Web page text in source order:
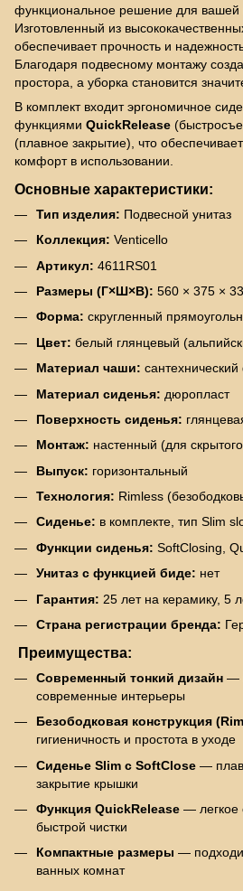
функциональное решение для вашей
Изготовленный из
обеспечивает прочность и
Благодаря подвесному монтажу
простора, а уборка становится
В комплект входит эргономичное
функциями QuickRelease
(плавное закрытие), что
комфорт в использовании.
Основные характеристики:
Тип изделия: Подвесной унитаз
Коллекция: Venticello
Артикул: 4611RS01
Размеры (Г×Ш×В): 560 × 375 ×
Форма: скругленный
Цвет: белый глянцевый
Материал чаши:
Материал сиденья: дюропласт
Поверхность сиденья:
Монтаж: настенный (для
Выпуск: горизонтальный
Технология: Rimless
Сиденье: в комплекте, тип Slim
Функции сиденья: SoftClosing,
Унитаз с функцией биде: нет
Гарантия: 25 лет на керамику, 5
Страна регистрации бренда:
Преимущества:
Современный тонкий дизайн —
современные интерьеры
Безободковая конструкция
гигиеничность и простота в уходе
Сиденье Slim с SoftClose —
закрытие крышки
Функция QuickRelease — легкое
быстрой чистки
Компактные размеры —
ванных комнат